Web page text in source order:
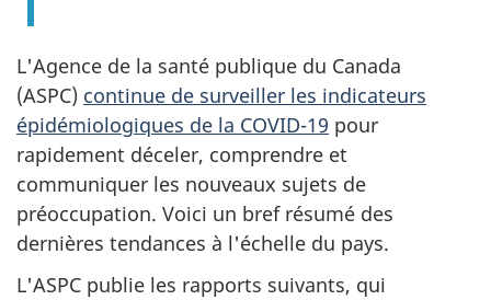
L'Agence de la santé publique du Canada
(ASPC) continue de surveiller les indicateurs
épidémiologiques de la COVID-19 pour
rapidement déceler, comprendre et
communiquer les nouveaux sujets de
préoccupation. Voici un bref résumé des
dernières tendances à l'échelle du pays.
L'ASPC publie les rapports suivants, qui